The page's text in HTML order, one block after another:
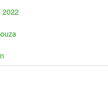
2022